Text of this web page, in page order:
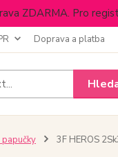
ZDARMA. Pro
Doprava a platba
papučky 3F HEROS